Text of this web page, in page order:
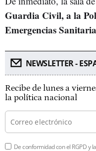
Guardia Civil, a la
Emergencias
NEWSLETTER -
Recibe de lunes a
la política nacional
De conformidad con el RGPD y